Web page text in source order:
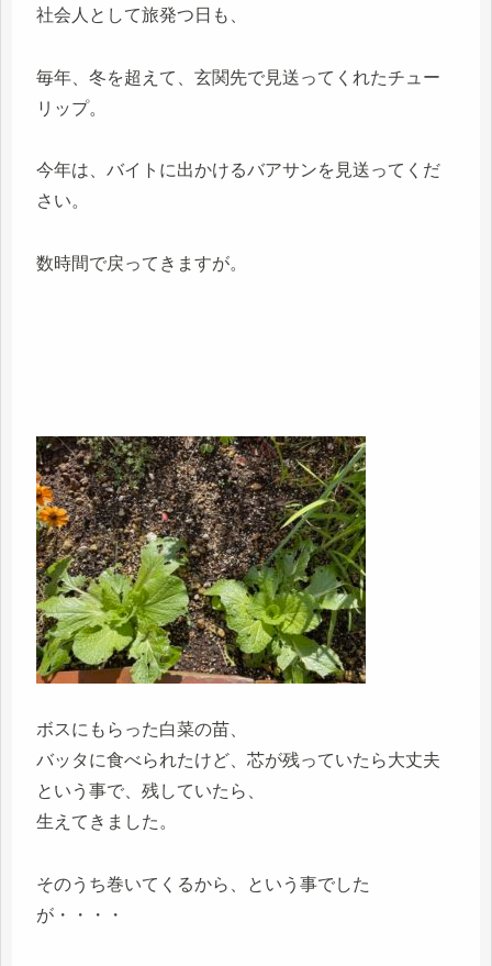
社会人として旅発つ日も、
毎年、冬を超えて、玄関先で見送ってくれたチュー
リップ。
今年は、バイトに出かけるバアサンを見送ってくだ
さい。
数時間で戻ってきますが。
ボスにもらった白菜の苗、
バッタに食べられたけど、芯が残っていたら大丈夫
という事で、残していたら、
生えてきました。
そのうち巻いてくるから、という事でした
が・・・・